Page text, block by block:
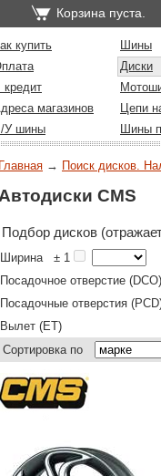
Корзина пуста.
купить
Шины
Диски
кредит
магазинов
Цепи
У шины
Шины
Главная → Поиск дисков.
Автодиски CMS
Подбор дисков
Ширина
± 1
Посадочное отверстие (DCO)
Посадочные отверстия
Вылет (ET)
Сортировка по